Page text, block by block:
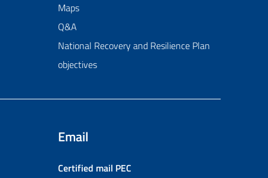
Maps
Q&A
National Recovery and Resilience Plan
objectives
Email
Certified mail PEC